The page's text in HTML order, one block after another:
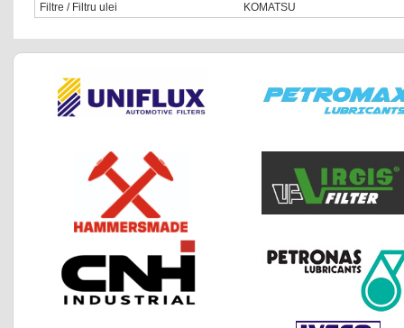
Filtre / Filtru ulei KOMATSU